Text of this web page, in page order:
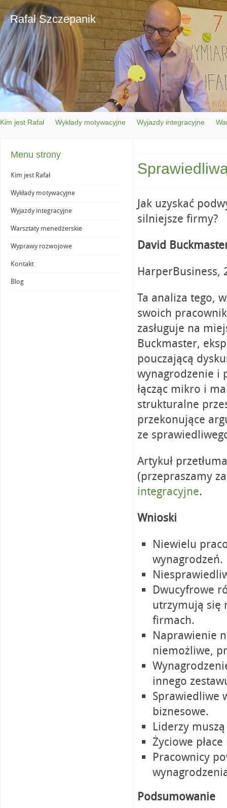
Rafał Szczepanik
Kim jest Rafał Wykłady motywacyjne Wyjazdy integracyjne
Menu strony
Kim jest Rafał
Wykłady motywacyjne
Wyjazdy integracyjne
Warsztaty menedżerskie
Wyprawy rozwojowe
Kontakt
Blog
Jak uzyskać
silniejsze firmy?
David
HarperBusiness,
Ta analiza tego,
swoich
zasługuje na
Buckmaster,
pouczającą
wynagrodzenie i
łącząc mikro i
strukturalne
przekonujące
ze
Artykuł
(przepraszamy
integracyjne.
Wnioski
Niewielu
wynagrodzeń.
Dwucyfrowe
utrzymują się
firmach.
Naprawienie
niemożliwe,
innego
Sprawiedliwe
biznesowe.
Liderzy
Życiowe
Pracownicy
Podsumowanie